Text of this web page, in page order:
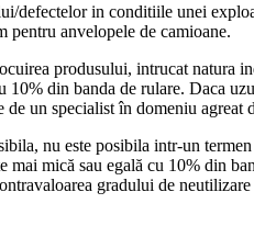
defectelor in conditiile unei
pentru anvelopele de camioane.
produsului, intrucat natura
din banda de rulare. Daca
un specialist în domeniu agreat
nu este posibila intr-un
mică sau egală cu 10% din
gradului de